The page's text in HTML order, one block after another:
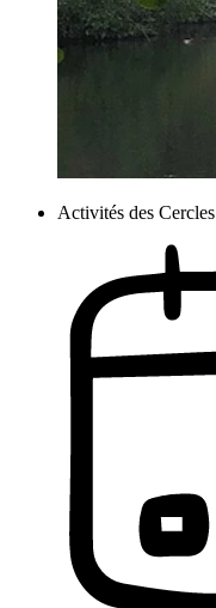
Activités des Cercles